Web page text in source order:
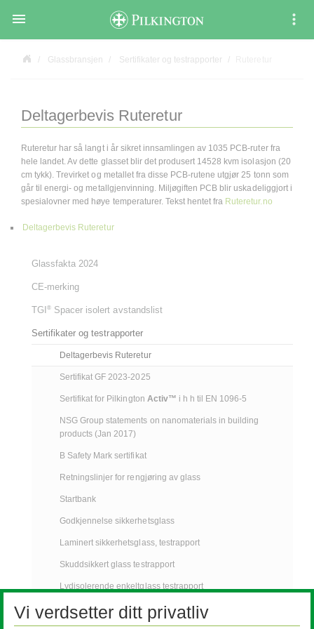

Glassbransjen Sertifikater og testrapporter
Deltagerbevis Ruteretur
Ruteretur har så langt i år sikret innsamlingen av 1035 PCB-ruter fra
hele landet. Av dette glasset blir det produsert 14528 kvm isolasjon (20
cm tykk). Trevirket og metallet fra disse PCB-rutene utgjør 25 tonn som
går til energi- og metallgjenvinning. Miljøgiften PCB blir uskadeliggjort i
spesialovner med høye temperaturer. Tekst hentet fra Ruteretur.no
Deltagerbevis Ruteretur
Glassfakta 2024
CE-merking
TGI® Spacer isolert avstandslist
Sertifikater og testrapporter
Deltagerbevis Ruteretur
Sertifikat GF 2023-2025
Sertifikat for Pilkington Activ™ i h h til EN 1096-5
NSG Group statements on nanomaterials in building
products (Jan 2017)
B Safety Mark sertifikat
Retningslinjer for rengjøring av glass
Startbank
Godkjennelse sikkerhetsglass
Laminert sikkerhetsglass, testrapport
Skuddsikkert glass testrapport
Lydisolerende enkeltglass testrapport
Lydisolerende to-lags isolerglass testrapport
Vi verdsetter ditt privatliv